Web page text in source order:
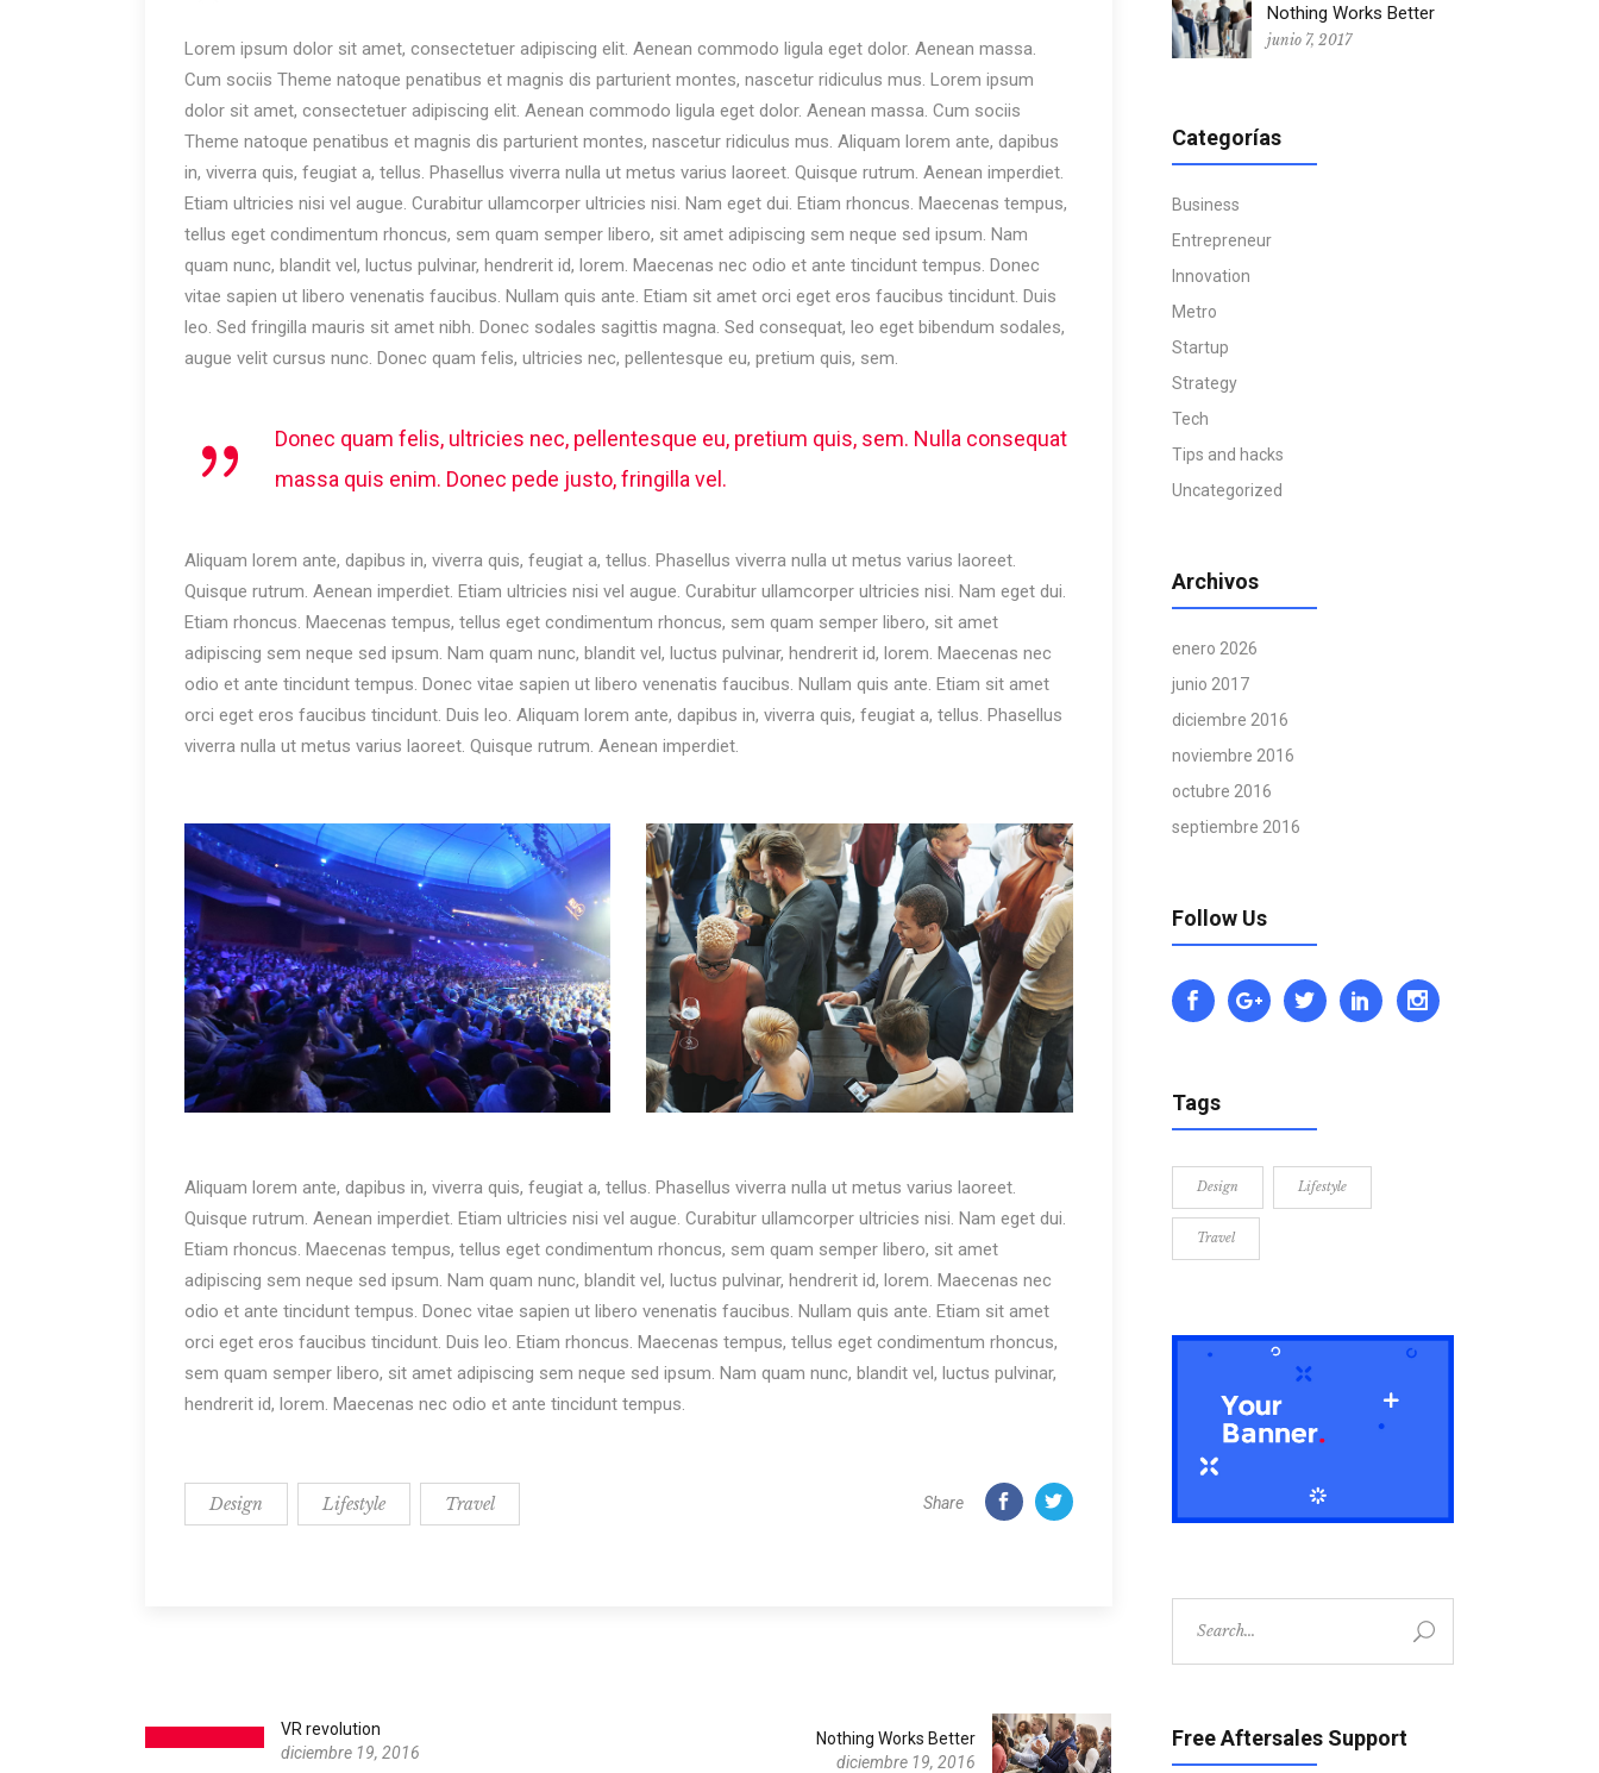
Lorem ipsum dolor sit amet, consectetuer adipiscing elit. Aenean commodo ligula eget dolor. Aenean massa.
Cum sociis Theme natoque penatibus et magnis dis parturient montes, nascetur ridiculus mus. Lorem ipsum
dolor sit amet, consectetuer adipiscing elit. Aenean commodo ligula eget dolor. Aenean massa. Cum sociis
Theme natoque penatibus et magnis dis parturient montes, nascetur ridiculus mus. Aliquam lorem ante, dapibus
in, viverra quis, feugiat a, tellus. Phasellus viverra nulla ut metus varius laoreet. Quisque rutrum. Aenean imperdiet.
Etiam ultricies nisi vel augue. Curabitur ullamcorper ultricies nisi. Nam eget dui. Etiam rhoncus. Maecenas tempus,
tellus eget condimentum rhoncus, sem quam semper libero, sit amet adipiscing sem neque sed ipsum. Nam
quam nunc, blandit vel, luctus pulvinar, hendrerit id, lorem. Maecenas nec odio et ante tincidunt tempus. Donec
vitae sapien ut libero venenatis faucibus. Nullam quis ante. Etiam sit amet orci eget eros faucibus tincidunt. Duis
leo. Sed fringilla mauris sit amet nibh. Donec sodales sagittis magna. Sed consequat, leo eget bibendum sodales,
augue velit cursus nunc. Donec quam felis, ultricies nec, pellentesque eu, pretium quis, sem.
Donec quam felis, ultricies nec, pellentesque eu, pretium quis, sem. Nulla consequat
massa quis enim. Donec pede justo, fringilla vel.
Aliquam lorem ante, dapibus in, viverra quis, feugiat a, tellus. Phasellus viverra nulla ut metus varius laoreet.
Quisque rutrum. Aenean imperdiet. Etiam ultricies nisi vel augue. Curabitur ullamcorper ultricies nisi. Nam eget dui.
Etiam rhoncus. Maecenas tempus, tellus eget condimentum rhoncus, sem quam semper libero, sit amet
adipiscing sem neque sed ipsum. Nam quam nunc, blandit vel, luctus pulvinar, hendrerit id, lorem. Maecenas nec
odio et ante tincidunt tempus. Donec vitae sapien ut libero venenatis faucibus. Nullam quis ante. Etiam sit amet
orci eget eros faucibus tincidunt. Duis leo. Aliquam lorem ante, dapibus in, viverra quis, feugiat a, tellus. Phasellus
viverra nulla ut metus varius laoreet. Quisque rutrum. Aenean imperdiet.
Aliquam lorem ante, dapibus in, viverra quis, feugiat a, tellus. Phasellus viverra nulla ut metus varius laoreet.
Quisque rutrum. Aenean imperdiet. Etiam ultricies nisi vel augue. Curabitur ullamcorper ultricies nisi. Nam eget dui.
Etiam rhoncus. Maecenas tempus, tellus eget condimentum rhoncus, sem quam semper libero, sit amet
adipiscing sem neque sed ipsum. Nam quam nunc, blandit vel, luctus pulvinar, hendrerit id, lorem. Maecenas nec
odio et ante tincidunt tempus. Donec vitae sapien ut libero venenatis faucibus. Nullam quis ante. Etiam sit amet
orci eget eros faucibus tincidunt. Duis leo. Etiam rhoncus. Maecenas tempus, tellus eget condimentum rhoncus,
sem quam semper libero, sit amet adipiscing sem neque sed ipsum. Nam quam nunc, blandit vel, luctus pulvinar,
hendrerit id, lorem. Maecenas nec odio et ante tincidunt tempus.
Design Lifestyle Travel Share
VR revolution
diciembre 19, 2016
Nothing Works Better
diciembre 19, 2016
Nothing Works Better
junio 7, 2017
Categorías
Business
Entrepreneur
Innovation
Metro
Startup
Strategy
Tech
Tips and hacks
Uncategorized
Archivos
enero 2026
junio 2017
diciembre 2016
noviembre 2016
octubre 2016
septiembre 2016
Follow Us
Tags
Design Lifestyle
Travel
Free Aftersales Support